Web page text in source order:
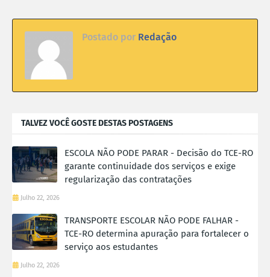
Postado por Redação
TALVEZ VOCÊ GOSTE DESTAS POSTAGENS
ESCOLA NÃO PODE PARAR - Decisão do TCE-RO
garante continuidade dos serviços e exige
regularização das contratações
Julho 22, 2026
TRANSPORTE ESCOLAR NÃO PODE FALHAR -
TCE-RO determina apuração para fortalecer o
serviço aos estudantes
Julho 22, 2026